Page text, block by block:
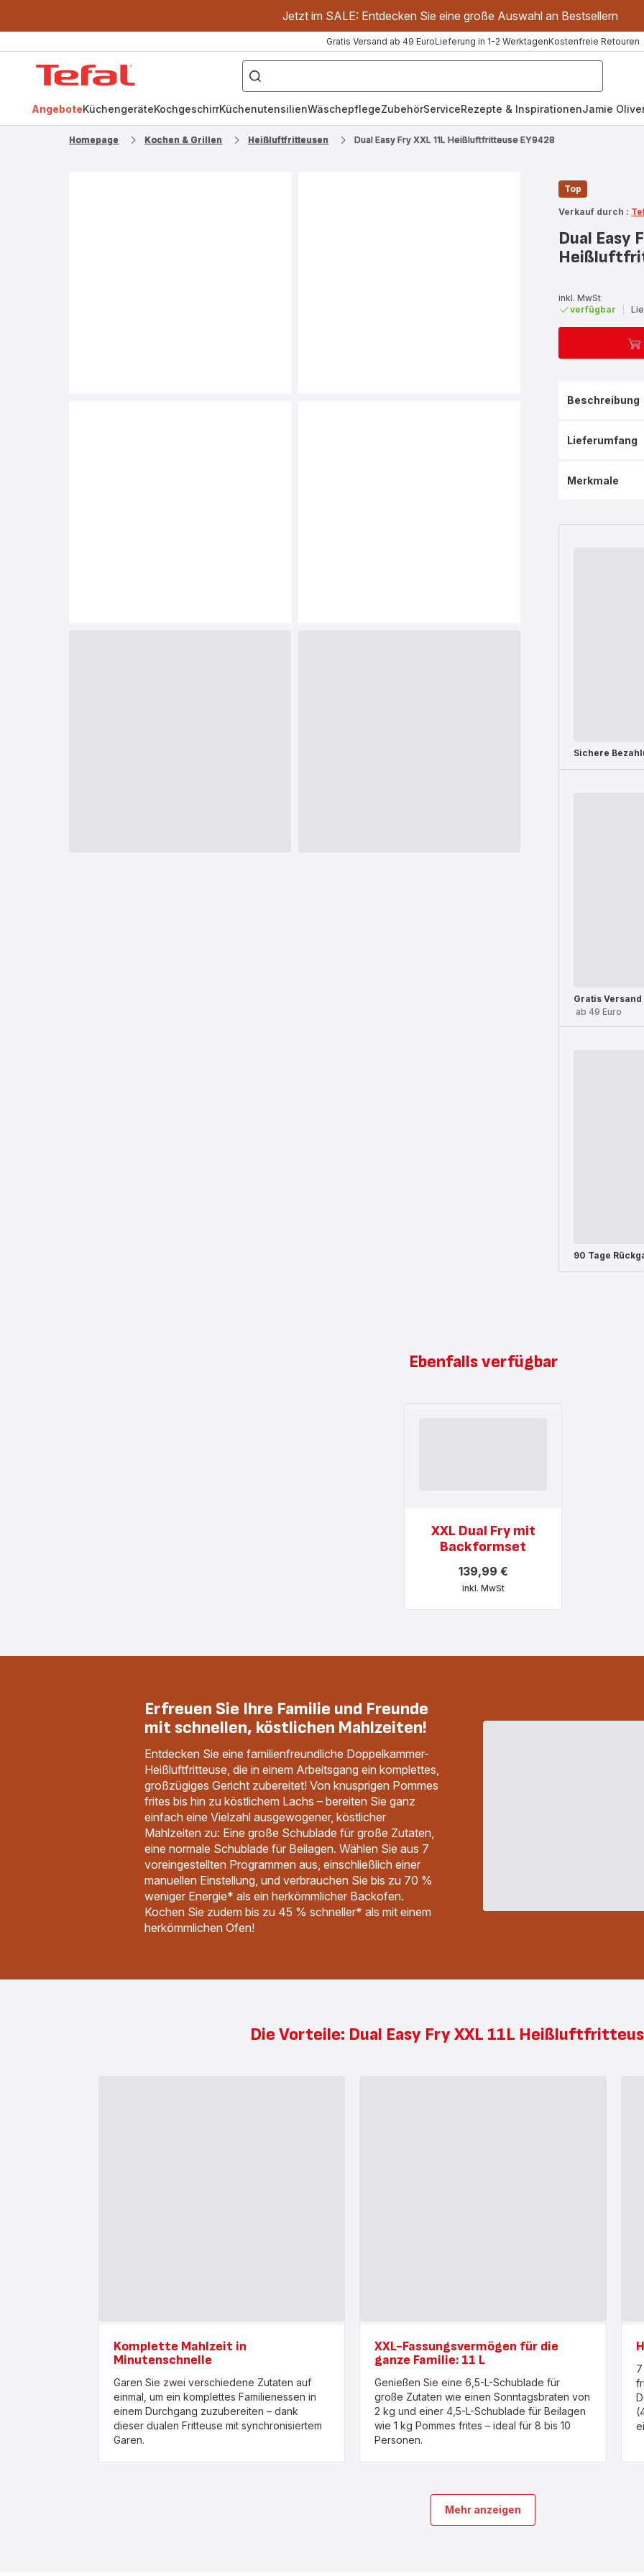
Jetzt im SALE: Entdecken Sie eine große Auswahl an Bestsellern
Gratis Versand ab 49 EuroLieferung in 1-2 WerktagenKostenfreie Retouren
["OptiGrill","Easy
Fry","Pfanne"]
AngeboteKüchengeräteKochgeschirrKüchenutensilienWäschepflegeZubehörServiceRezepte & InspirationenJamie
Homepage Kochen & Grillen Heißluftfritteusen Dual Easy Fry XXL 11L Heißluftfritteuse EY9428
Top
Verkauf durch :
Dual Easy
inkl. MwSt
verfügbar
Beschreibung
Lieferumfang
Merkmale
Sichere
Gratis Versand
ab 49 Euro
90 Tage
Ebenfalls verfügbar
XXL Dual Fry mit
Backformset
139,99 €
inkl. MwSt
anzeigen
<span
class="is-
caption
medium">inkl.
MwSt</span>
Erfreuen Sie Ihre Familie und Freunde
mit schnellen, köstlichen Mahlzeiten!
Entdecken Sie eine familienfreundliche Doppelkammer-
Heißluftfritteuse, die in einem Arbeitsgang ein komplettes,
großzügiges Gericht zubereitet! Von knusprigen Pommes
frites bis hin zu köstlichem Lachs – bereiten Sie ganz
einfach eine Vielzahl ausgewogener, köstlicher
Mahlzeiten zu: Eine große Schublade für große Zutaten,
eine normale Schublade für Beilagen. Wählen Sie aus 7
voreingestellten Programmen aus, einschließlich einer
manuellen Einstellung, und verbrauchen Sie bis zu 70 %
weniger Energie* als ein herkömmlicher Backofen.
Kochen Sie zudem bis zu 45 % schneller* als mit einem
herkömmlichen Ofen!
Die Vorteile: Dual Easy Fry XXL 11L
Komplette Mahlzeit in
Minutenschnelle
Garen Sie zwei verschiedene Zutaten auf
einmal, um ein komplettes Familienessen in
einem Durchgang zuzubereiten – dank
dieser dualen Fritteuse mit synchronisiertem
Garen.
XXL-Fassungsvermögen für die
ganze Familie: 11 L
Genießen Sie eine 6,5-L-Schublade für
große Zutaten wie einen Sonntagsbraten von
2 kg und einer 4,5-L-Schublade für Beilagen
wie 1 kg Pommes frites – ideal für 8 bis 10
Personen.
Mehr anzeigen